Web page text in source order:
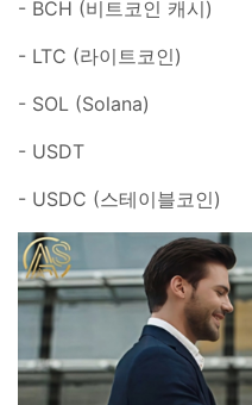
- BCH (비트코인 캐시)
- LTC (라이트코인)
- SOL (Solana)
- USDT
- USDC (스테이블코인)